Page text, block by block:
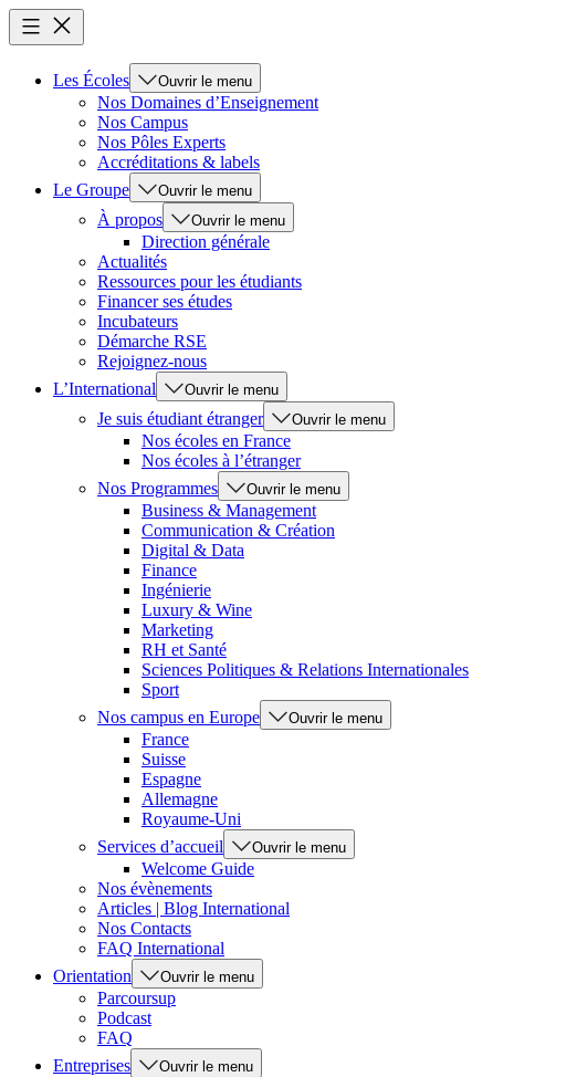
Les Écoles Ouvrir le menu
Nos Domaines d’Enseignement
Nos Campus
Nos Pôles Experts
Accréditations & labels
Le Groupe
Ouvrir le menu
À propos Ouvrir le menu
Direction générale
Actualités
Ressources pour les étudiants
Financer ses études
Incubateurs
Démarche RSE
Rejoignez-nous
L’International
Ouvrir le menu
Je suis étudiant étranger Ouvrir le menu
Nos écoles en France
Nos écoles à l’étranger
Nos Programmes
Ouvrir le menu
Business & Management
Communication & Création
Digital & Data
Finance
Ingénierie
Luxury & Wine
Marketing
RH et Santé
Sciences Politiques & Relations Internationales
Sport
Nos campus en Europe
Ouvrir le menu
France
Suisse
Espagne
Allemagne
Royaume-Uni
Services d’accueil
Ouvrir le menu
Welcome Guide
Nos évènements
Articles | Blog International
Nos Contacts
FAQ International
Orientation
Ouvrir le menu
Parcoursup
Podcast
FAQ
Entreprises
Ouvrir le menu